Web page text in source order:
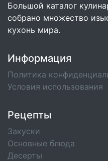
Большой каталог
собрано множество
кухонь мира.
Информация
Политика
Условия использования
Рецепты
Закуски
Основные блюда
Десерты